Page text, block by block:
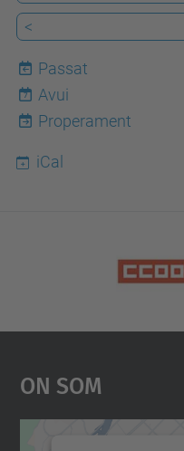
<
Passat
7
Avui
Properament
iCal
On Som